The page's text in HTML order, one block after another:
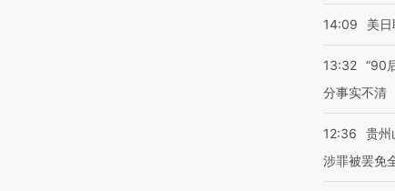
14:09 美
13:32 “90
分事实不清
12:36
贵州
涉罪被罢免